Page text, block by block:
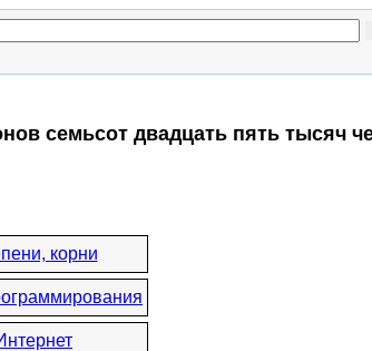
семьсот двадцать пять тысяч
корни